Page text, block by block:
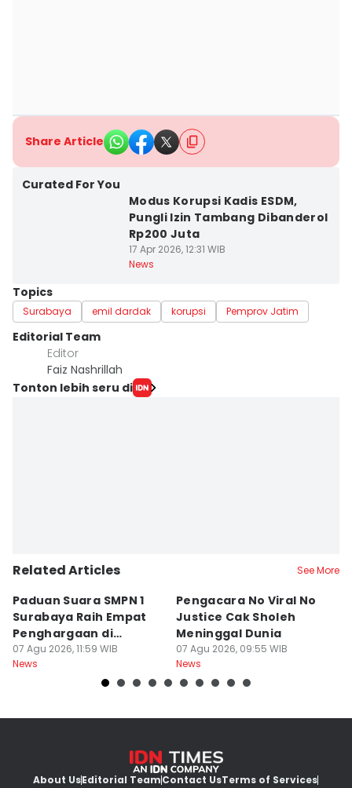
Share Article
Curated For You
Modus Korupsi Kadis ESDM,
Pungli Izin Tambang Dibanderol
Rp200 Juta
17 Apr 2026, 12:31 WIB
News
Topics
Surabaya emil dardak korupsi Pemprov Jatim
Editorial Team
Editor
Faiz Nashrillah
Tonton lebih seru di
Related Articles See More
Paduan Suara SMPN 1
Surabaya Raih Empat
Penghargaan di
Thailand
07 Agu 2026, 11:59 WIB
News
Pengacara No Viral No
Justice Cak Sholeh
Meninggal Dunia
07 Agu 2026, 09:55 WIB
News
About UsEditorial TeamContact UsTerms of Services